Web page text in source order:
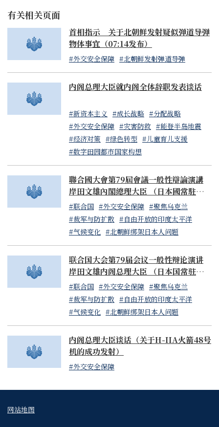
情况下，官民合作的一体化物流系统开始运作。在物资支援
的运输中，自卫队的直升机从城市部分向海上空运物资，然
后由民间物流公司在自家仓库接货，分割成小包裹后用卡车
运送，最后由自卫队员背负重达40公斤的物资步行送达交通
来自民间企业的支援也众多。拥有循环过滤并再利用生活用
水技术的初创公司，提供了在断水期间也可使用的热水淋浴
设备。这家企业在非洲和中东地区提供水循环过滤系统的业
务。停电或断水期间也能使用的移动厕所拖车也被送往灾
在孤立集落的救援中，自卫队的救援行动与医药品运送、从
空中调查灾情、通过无线中继进行手机网络紧急恢复等，使
用无人机进行的灾害救助活动得以全面展开。这些活动的共
同点是，日本传统的羁绊之力，与数字化、初创企业、官民
合作、资源循环等新时代元素结合，升级为新的日本力量。
2. 感受成果的一年
不仅限于地震灾区，日本经济各领域都涌现新力量。今日，
岸田政府上台已逾两年四月。我们决心摒弃持续30年的成本
削减经济模式，致力于通过新型公私合作解决社会问题，推
动以工资增长和投资为驱动的新资本主义，使日本迈向更大
工资增长、资本投资和股票价格均达30年来最高水平，处处
可见日本经济正步入新阶段。现今，我们有望彻底摆脱长期
通货紧缩，转向活力十足的增长型经济。必须抓住这机遇，
员们，让我们在2024年实现已取得的成就，确保国民能够
切实感受到这些成果。
有关相关页面
首相指示 关于北朝鲜发射疑似弹道导弹
物体事宜（07:14发布）
#外交安全保障 #北朝鲜发射弹道导弹
内阁总理大臣就内阁全体辞职发表谈话
#新资本主义 #成长战略 #分配战略
#外交安全保障 #灾害防救 #能登半岛地震
#经济对策 #绿色转型 #儿童育儿支援
#数字田园都市国家构想
聯合國大會第79屆會議一般性辯論演講
岸田文雄內閣總理大臣 （日本國常駐聯合
國代表山崎和之大使代讀）
#联合国 #外交安全保障 #聚焦乌克兰
#裁军与防扩散 #自由开放的印度太平洋
#气候变化 #北朝鲜绑架日本人问题
联合国大会第79届会议一般性辩论演讲
岸田文雄内阁总理大臣 （日本国常驻联合
国代表山崎和之大使代读）
#联合国 #外交安全保障 #聚焦乌克兰
#裁军与防扩散 #自由开放的印度太平洋
#气候变化 #北朝鲜绑架日本人问题
内阁总理大臣谈话（关于H-IIA火箭48号
机的成功发射）
#外交安全保障
网站地图